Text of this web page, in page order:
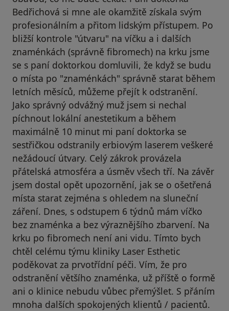
Bedřichová si mne ale okamžitě získala svým
profesionálním a přitom lidským přístupem. Po
bližší kontrole "útvaru" na víčku a i dalších
znaménkách (správně fibromech) na krku jsme
se s paní doktorkou domluvili, že když se budu
o místa po "znaménkách" správně starat během
letních měsíců, můžeme přejít k odstranění.
Jako správný odvážný muž jsem si nechal
píchnout lokální anestetikum a během
maximálně 10 minut mi paní doktorka se
sestřičkou odstranily erbiovým laserem veškeré
nežádoucí útvary. Celý zákrok provázela
přátelská atmosféra a úsměv všech tří. Na závěr
jsem dostal opět upozornění, jak se o ošetřená
místa starat zejména s ohledem na sluneční
záření. Dnes, s odstupem 6 týdnů mám víčko
bez znaménka a bez výraznějšího zbarvení. Na
krku po fibromech není ani vidu. Tímto bych
chtěl celému týmu kliniky Laser Esthetic
poděkovat za prvotřídní péči. Vím, že pro
odstranění většího znaménka, už příště o formě
ani o klinice nebudu vůbec přemýšlet. S přáním
mnoha dalších spokojených klientů / pacientů.